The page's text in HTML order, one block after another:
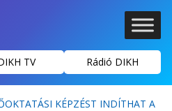
TV Rádió DIKH
KÉPZÉST INDÍTHAT A